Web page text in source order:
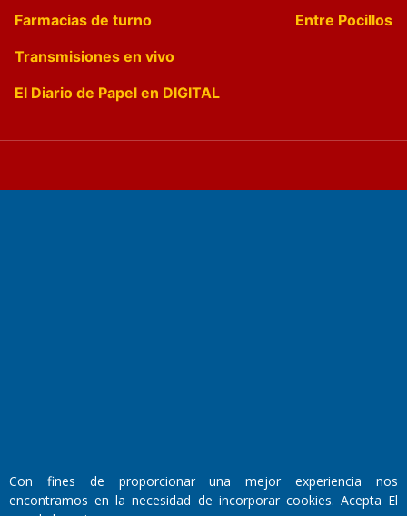
Farmacias de turno
Entre Pocillos
Transmisiones en vivo
El Diario de Papel en DIGITAL
Con fines de proporcionar una mejor experiencia nos
encontramos en la necesidad de incorporar cookies. Acepta El